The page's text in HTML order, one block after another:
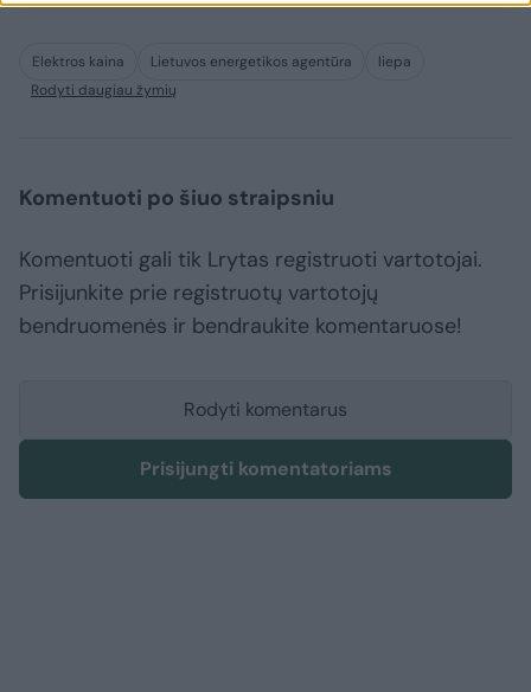
Elektros kaina Lietuvos energetikos agentūra
liepa
Rodyti daugiau žymių
Komentuoti po šiuo straipsniu
Komentuoti gali tik Lrytas registruoti vartotojai.
Prisijunkite prie registruotų vartotojų
bendruomenės ir bendraukite komentaruose!
Rodyti komentarus
Prisijungti komentatoriams